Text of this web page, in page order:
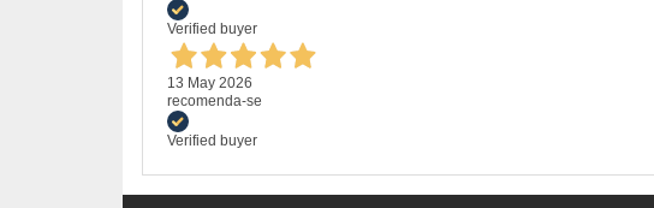
Verified buyer
13 May 2026
recomenda-se
Verified buyer